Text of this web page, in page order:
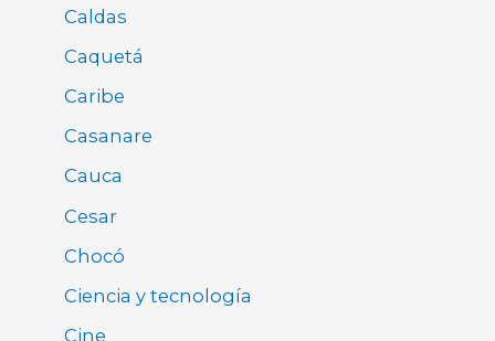
Caldas
Caquetá
Caribe
Casanare
Cauca
Cesar
Chocó
Ciencia y tecnología
Cine